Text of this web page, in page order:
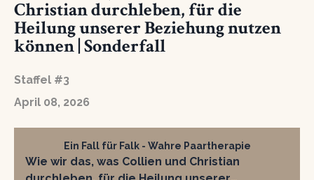
Christian durchleben, für die
Heilung unserer Beziehung nutzen
können | Sonderfall
Staffel #3
April 08, 2026